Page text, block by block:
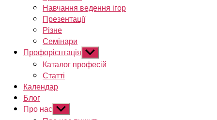
Навчання ведення ігор
Презентації
Різне
Семінари
Профорієнтація Показати
підменю
Каталог професій
Статті
Календар
Блог
Про нас Показати
підменю